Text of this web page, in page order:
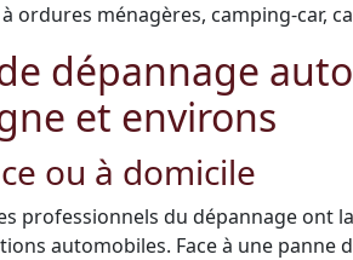
ordures ménagères, camping-car,
dépannage
et environs
ou à domicile
professionnels du dépannage ont
automobiles. Face à une panne